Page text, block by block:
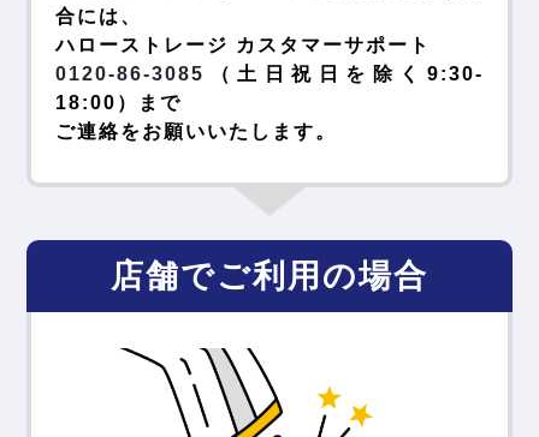
合には、
ハローストレージ カスタマーサポート
0120-86-3085
（土日祝日を除く9:30-
18:00）まで
ご連絡をお願いいたします。
店舗でご利用の場合